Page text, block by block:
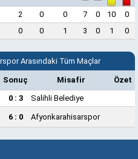
2 0 0 7 0 10
0
0 0 1 3 0 1 0
Arasındaki Tüm Maçlar
Sonuç Misafir
Özet
0 : 3 Salihli Belediye
6 : 0 Afyonkarahisarspor